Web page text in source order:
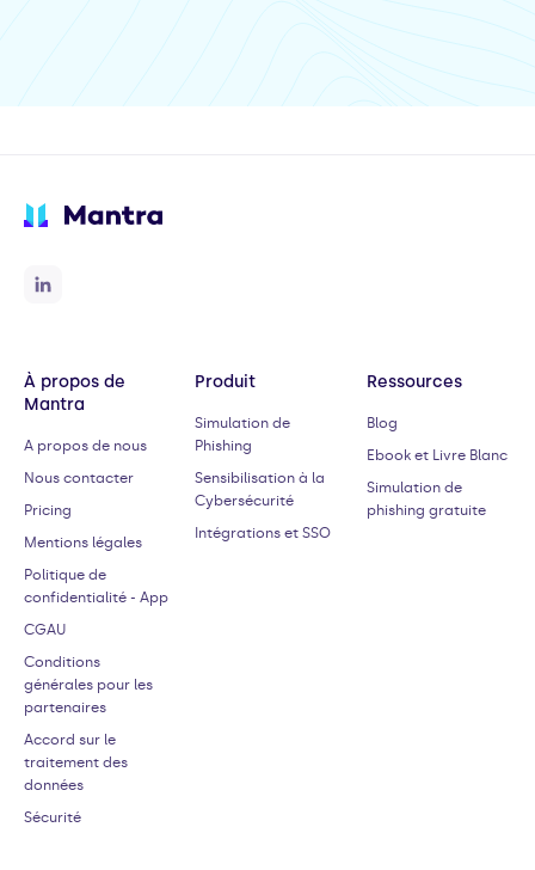
À propos de
Mantra
A propos de nous
Nous contacter
Pricing
Mentions légales
Politique de
confidentialité - App
CGAU
Conditions
générales pour les
partenaires
Accord sur le
traitement des
données
Sécurité
Produit
Simulation de
Phishing
Sensibilisation à la
Cybersécurité
Intégrations et SSO
Ressources
Blog
Ebook et Livre Blanc
Simulation de
phishing gratuite